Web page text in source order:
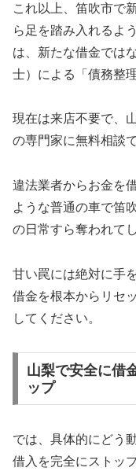
これ以上、笛吹市で
ら足を踏み入れるよ
は、新たな借金では
士）による「債務整
現在は来店不要で、
の専門家に無料相談
違法業者からお金を
ような普通の車で笛
の日常すら奪われて
甘い罠には絶対に手
借金を根本からリセ
してください。
山梨で安全に借
ップ
では、具体的にどう
借入を完全にストッ